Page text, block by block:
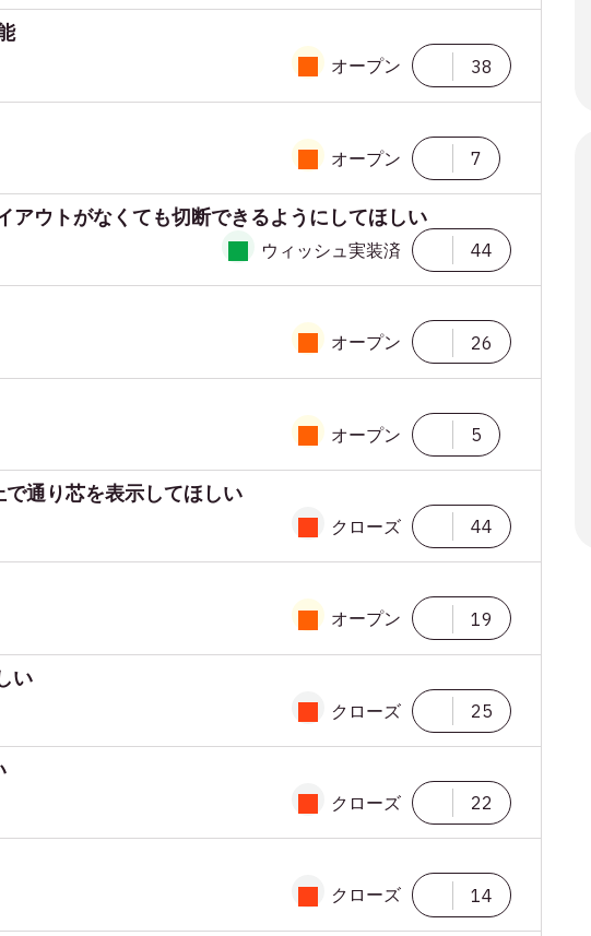
オープン 38
オープン 7
ウトがなくても切断できるようにしてほしい
ウィッシュ実装済 44
オープン 26
オープン 5
通り芯を表示してほしい
クローズ 44
オープン 19
い
クローズ 25
クローズ 22
クローズ 14